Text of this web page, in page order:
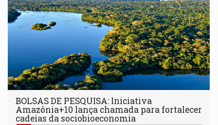
BOLSAS DE PESQUISA: Iniciativa
Amazônia+10 lança chamada para fortalecer
cadeias da sociobioeconomia